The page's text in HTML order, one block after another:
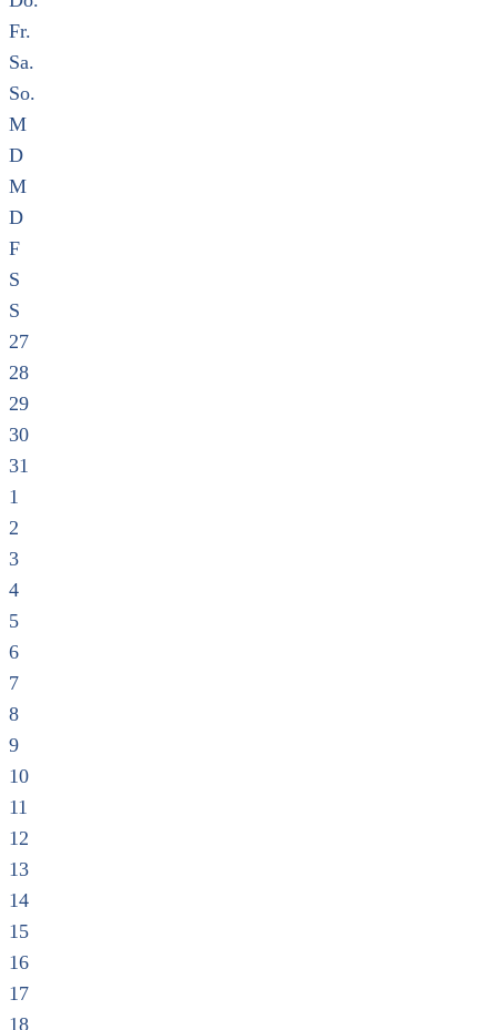
Fr.
Sa.
So.
M
D
M
D
F
S
S
27
28
29
30
31
1
2
3
4
5
6
7
8
9
10
11
12
13
14
15
16
17
18